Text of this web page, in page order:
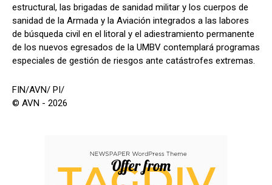
estructural, las brigadas de sanidad militar y los cuerpos de
sanidad de la Armada y la Aviación integrados a las labores
de búsqueda civil en el litoral y el adiestramiento permanente
de los nuevos egresados de la UMBV contemplará programas
especiales de gestión de riesgos ante catástrofes extremas.
FIN/AVN/ PI/
© AVN - 2026